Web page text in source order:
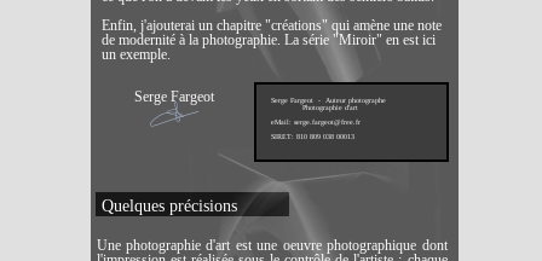
Une photographie d'art est une oeuvre photographique dont
Serge Fargeot
Serge Fargeot - Auteur photographe
Photographie d'art
eMail: serge.fargeot@free.fr
SIRET: 810 809 038 00013
Enfin, j'ajouterai un chapitre "créations" qui amène une note
de modernité à la photographie. La série "Miroir" en est ici
un exemple.
Quelques précisions